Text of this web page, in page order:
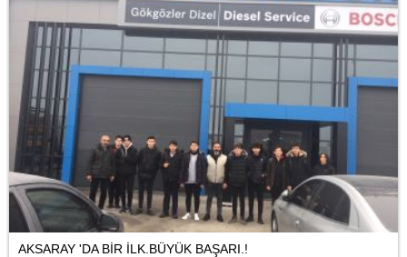
AKSARAY 'DA BİR İLK.BÜYÜK BAŞARI.!